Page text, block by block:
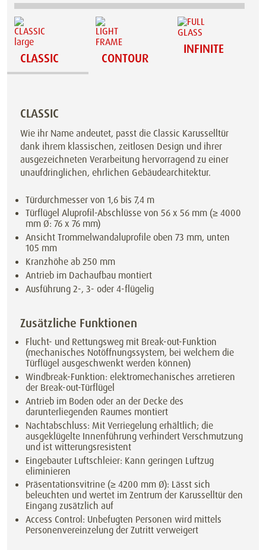
CLASSIC CONTOUR
INFINITE
CLASSIC
Wie ihr Name andeutet, passt die Classic Karusselltür
dank ihrem klassischen, zeitlosen Design und ihrer
ausgezeichneten Verarbeitung hervorragend zu einer
unaufdringlichen, ehrlichen Gebäudearchitektur.
Türdurchmesser von 1,6 bis 7,4 m
Türflügel Aluprofil-Abschlüsse von 56 x 56 mm (≥ 4000
mm Ø: 76 x 76 mm)
Ansicht Trommelwandaluprofile oben 73 mm, unten
105 mm
Kranzhöhe ab 250 mm
Antrieb im Dachaufbau montiert
Ausführung 2-, 3- oder 4-flügelig
Zusätzliche Funktionen
Flucht- und Rettungsweg mit Break-out-Funktion
(mechanisches Notöffnungssystem, bei welchem die
Türflügel ausgeschwenkt werden können)
Windbreak-Funktion: elektromechanisches arretieren
der Break-out-Türflügel
Antrieb im Boden oder an der Decke des
darunterliegenden Raumes montiert
Nachtabschluss: Mit Verriegelung erhältlich; die
ausgeklügelte Innenführung verhindert Verschmutzung
und ist witterungsresistent
Eingebauter Luftschleier: Kann geringen Luftzug
eliminieren
Präsentationsvitrine (≥ 4200 mm Ø): Lässt sich
beleuchten und wertet im Zentrum der Karusselltür den
Eingang zusätzlich auf
Access Control: Unbefugten Personen wird mittels
Personenvereinzelung der Zutritt verweigert